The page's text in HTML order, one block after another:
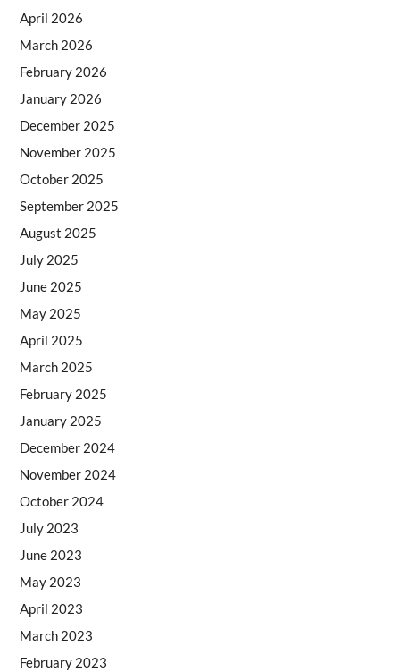
April 2026
March 2026
February 2026
January 2026
December 2025
November 2025
October 2025
September 2025
August 2025
July 2025
June 2025
May 2025
April 2025
March 2025
February 2025
January 2025
December 2024
November 2024
October 2024
July 2023
June 2023
May 2023
April 2023
March 2023
February 2023